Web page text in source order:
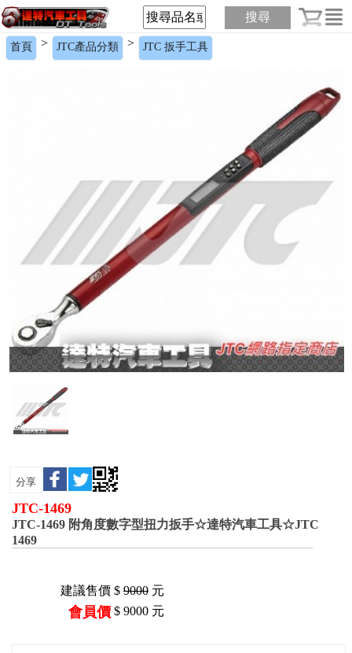
搜尋
首頁 > JTC產品分類 > JTC 扳手工具
分享
JTC-1469
JTC-1469 附角度數字型扭力扳手☆達特汽車工具☆JTC
1469
建議售價 $ 9000 元
會員價 $ 9000 元